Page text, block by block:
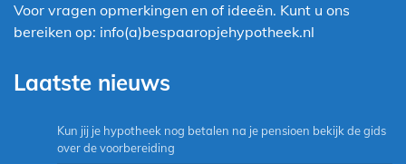
Voor vragen opmerkingen en of ideeën. Kunt u ons
bereiken op: info(a)bespaaropjehypotheek.nl
Laatste nieuws
Kun jij je hypotheek nog betalen na je pensioen bekijk de gids
over de voorbereiding